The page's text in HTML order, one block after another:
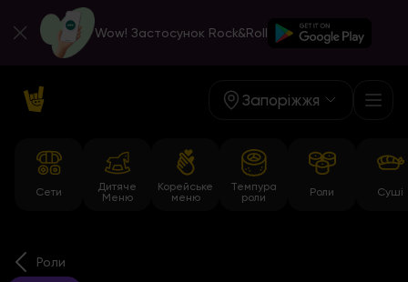
Wow! Застосунок Rock&Roll
Запоріжжя
Сети
Дитяче
Меню
Корейське
меню
Темпура
роли
Роли Суші
Роли